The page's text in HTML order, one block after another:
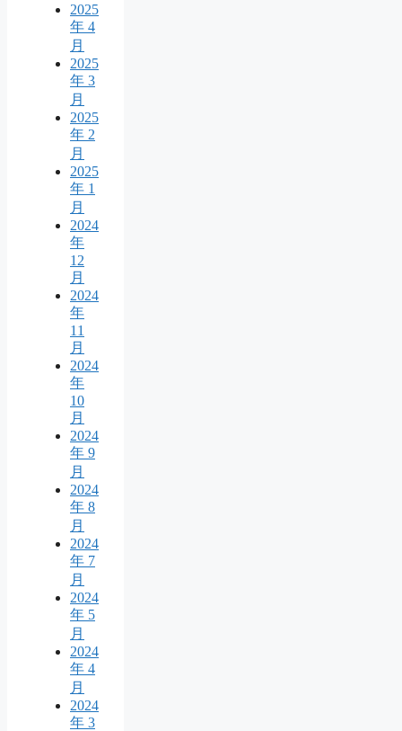
2025
年 4
月
2025
年 3
月
2025
年 2
月
2025
年 1
月
2024
年
12
月
2024
年
11
月
2024
年
10
月
2024
年 9
月
2024
年 8
月
2024
年 7
月
2024
年 5
月
2024
年 4
月
2024
年 3